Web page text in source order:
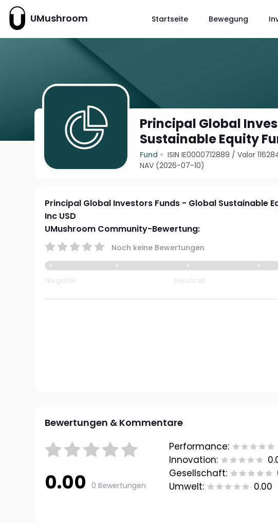
UMushroom Startseite Bewegung
Principal Global
Sustainable Equity
Fund ISIN IE0000712889 /Valor
NAV (2026-07-10)
Principal Global Investors Funds - Global Sustainable
Inc USD
UMushroom Community-Bewertung:
Noch keine Bewertungen
Bewertungen & Kommentare
0.00 0 Bewertungen
Performance:
Innovation:
Gesellschaft:
Umwelt:
0.00